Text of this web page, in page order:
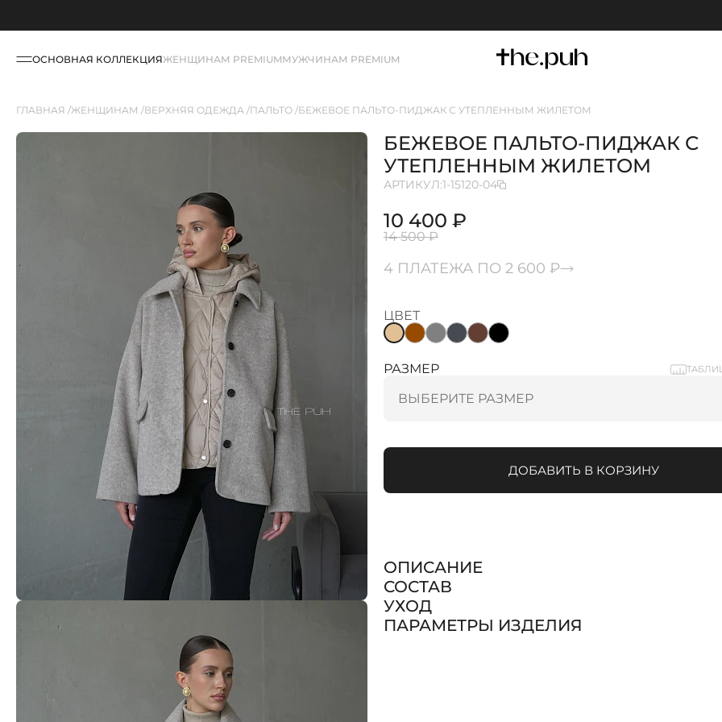
ОСНОВНАЯ КОЛЛЕКЦИЯЖЕНЩИНАМ PREMIUMМУЖЧИНАМ PREMIUM
ГЛАВНАЯ ЖЕНЩИНАМ ВЕРХНЯЯ ОДЕЖДА ПАЛЬТО БЕЖЕВОЕ ПАЛЬТО-ПИДЖАК С УТЕПЛЕННЫМ ЖИЛЕТОМ
БЕЖЕВОЕ ПАЛЬТО-ПИДЖАК С
УТЕПЛЕННЫМ ЖИЛЕТОМ
АРТИКУЛ:1-15120-04
10 400 ₽
14 500 ₽
4 ПЛАТЕЖА ПО 2 600 ₽
ЦВЕТ
РАЗМЕР
ДОБАВИТЬ В КОРЗИНУ
ОПИСАНИЕ
СОСТАВ
УХОД
ПАРАМЕТРЫ ИЗДЕЛИЯ